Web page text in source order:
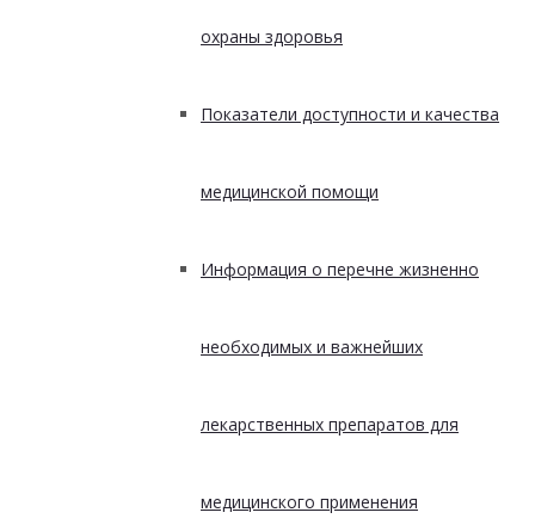
охраны здоровья
Показатели доступности и качества
медицинской помощи
Информация о перечне жизненно
необходимых и важнейших
лекарственных препаратов для
медицинского применения